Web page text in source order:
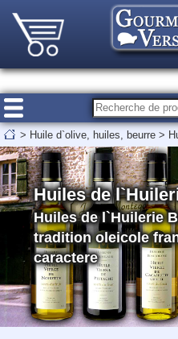
> Huile d`olive, huiles, beurre >
Huiles de
Huiles de l`Huilerie
tradition oleicole
caractere